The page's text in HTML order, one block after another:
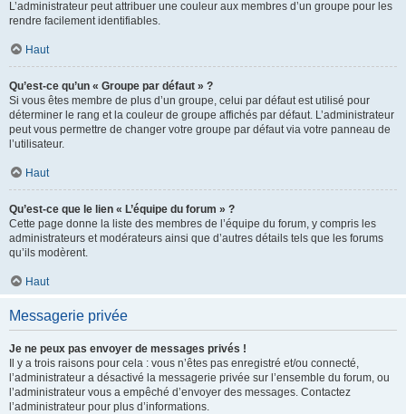
L’administrateur peut attribuer une couleur aux membres d’un groupe pour les
rendre facilement identifiables.
Haut
Qu’est-ce qu’un « Groupe par défaut » ?
Si vous êtes membre de plus d’un groupe, celui par défaut est utilisé pour
déterminer le rang et la couleur de groupe affichés par défaut. L’administrateur
peut vous permettre de changer votre groupe par défaut via votre panneau de
l’utilisateur.
Haut
Qu’est-ce que le lien « L’équipe du forum » ?
Cette page donne la liste des membres de l’équipe du forum, y compris les
administrateurs et modérateurs ainsi que d’autres détails tels que les forums
qu’ils modèrent.
Haut
Messagerie privée
Je ne peux pas envoyer de messages privés !
Il y a trois raisons pour cela : vous n’êtes pas enregistré et/ou connecté,
l’administrateur a désactivé la messagerie privée sur l’ensemble du forum, ou
l’administrateur vous a empêché d’envoyer des messages. Contactez
l’administrateur pour plus d’informations.